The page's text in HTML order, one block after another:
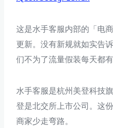
这是水手客服内部的「电
更新。没有新规就如实告
们不为了流量假装每天都有
水手客服是杭州美登科技
登是北交所上市公司。这
商家少走弯路。